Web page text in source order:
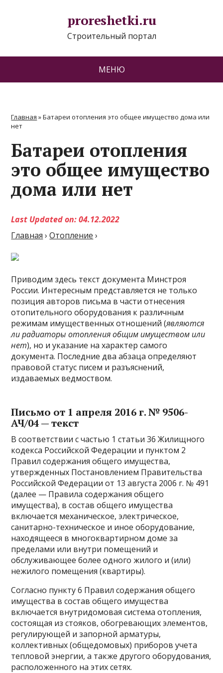
proreshetki.ru
Строительный портал
МЕНЮ
Главная »Батареи отопления это общее имущество дома или
нет
Батареи отопления
это общее имущество
дома или нет
Last Updated on: 04.12.2022
Главная ›Отопление ›
Приводим здесь текст документа Минстроя
России. Интересным представляется не только
позиция авторов письма в части отнесения
отопительного оборудования к различным
режимам имущественных отношений (являются
ли радиаторы отопления общим имуществом или
нет), но и указание на характер самого
документа. Последние два абзаца определяют
правовой статус писем и разъяснений,
издаваемых ведмоством.
Письмо от 1 апреля 2016 г. № 9506-
АЧ/04 — текст
В соответствии с частью 1 статьи 36 Жилищного
кодекса Российской Федерации и пунктом 2
Правил содержания общего имущества,
утвержденных Постановлением Правительства
Российской Федерации от 13 августа 2006 г. № 491
(далее — Правила содержания общего
имущества), в состав общего имущества
включается механическое, электрическое,
санитарно-техническое и иное оборудование,
находящееся в многоквартирном доме за
пределами или внутри помещений и
обслуживающее более одного жилого и (или)
нежилого помещения (квартиры).
Согласно пункту 6 Правил содержания общего
имущества в состав общего имущества
включается внутридомовая система отопления,
состоящая из стояков, обогревающих элементов,
регулирующей и запорной арматуры,
коллективных (общедомовых) приборов учета
тепловой энергии, а также другого оборудования,
расположенного на этих сетях.